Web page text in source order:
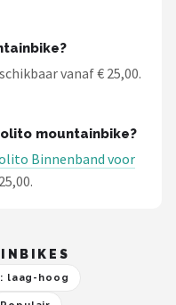
vanaf € 25,00.
mountainbike?
Binnenband voor
laag-hoog